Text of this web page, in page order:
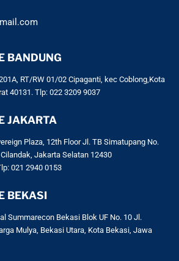
BANDUNG
RT/RW 01/02 Cipaganti, kec Coblong,Kota
40131. Tlp: 022 3209 9037
JAKARTA
Plaza, 12th Floor Jl. TB Simatupang No.
Jakarta Selatan 12430
021 2940 0153
BEKASI
Summarecon Bekasi Blok UF No. 10 Jl.
Mulya, Bekasi Utara, Kota Bekasi, Jawa